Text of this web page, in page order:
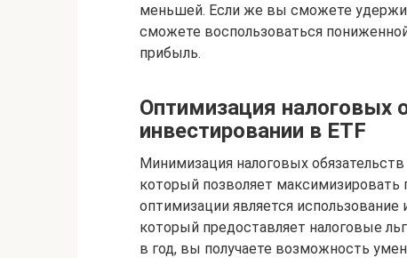
меньшей. Если же вы сможете
сможете воспользоваться
прибыль.
Оптимизация налоговых
инвестировании в ETF
Минимизация налоговых
который позволяет
оптимизации является
который предоставляет налоговые
в год, вы получаете возможность